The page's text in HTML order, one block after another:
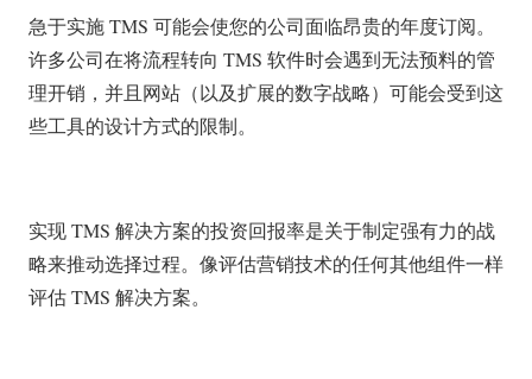
急于实施 TMS 可能会使您的公司面临昂贵的年度订阅。
许多公司在将流程转向 TMS 软件时会遇到无法预料的管
理开销，并且网站（以及扩展的数字战略）可能会受到这
些工具的设计方式的限制。
实现 TMS 解决方案的投资回报率是关于制定强有力的战
略来推动选择过程。像评估营销技术的任何其他组件一样
评估 TMS 解决方案。